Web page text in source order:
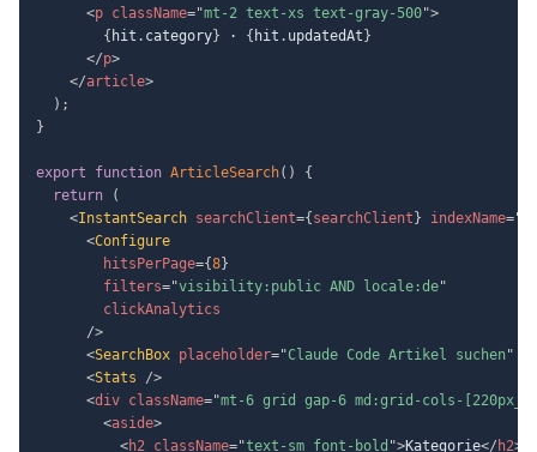
<p className="mt-2 text-xs text-gray-500">
{ hit . category} · { hit . updatedAt }
</p>
</article>
) ;
}
export function ArticleSearch( )
{
return
(
<InstantSearch searchClient={ searchClient } indexName="
<Configure
hitsPerPage={8}
filters="visibility:public AND locale:de"
clickAnalytics
/>
<SearchBox placeholder="Claude Code Artikel suchen"
<Stats
/>
<div className="mt-6 grid gap-6 md:grid-cols-
<aside>
<h2 className="text-sm font-bold ">Kategorie</ h2>